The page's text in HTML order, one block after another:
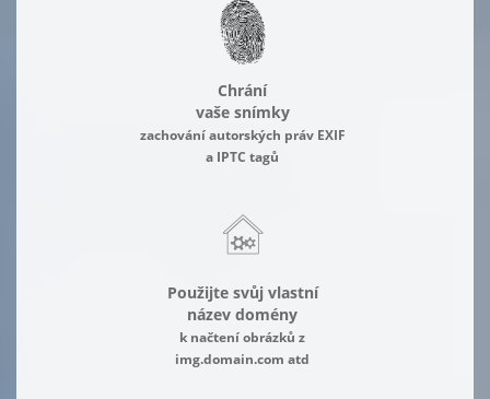
Chrání
vaše snímky
zachování autorských práv EXIF
a IPTC tagů
Použijte svůj vlastní
název domény
k načtení obrázků z
img.domain.com atd